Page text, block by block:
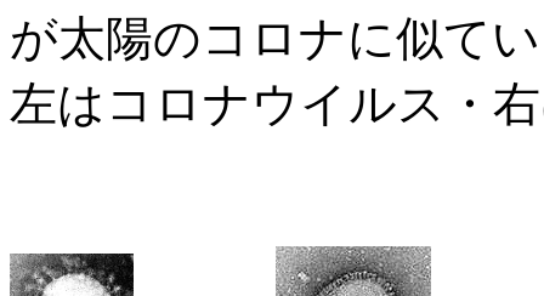
が太陽のコロナに似て
左はコロナウイルス・